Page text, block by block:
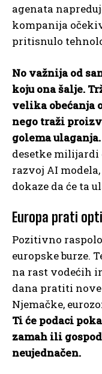
agenata
kompanija
pritisnulo
No važnija od
koju ona šalje.
velika obećanja
nego traži
golema ulaganja.
desetke milijardi
razvoj AI
dokaze da će ta
Europa prati
Pozitivno
europske burze.
na rast vodećih
dana pratiti
Njemačke,
Ti će podaci
zamah ili
neujednačen.